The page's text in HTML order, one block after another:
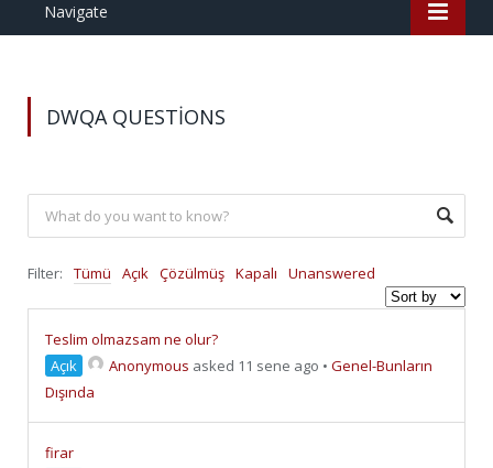
Navigate
DWQA QUESTIONS
Filter: Tümü Açık Çözülmüş Kapalı Unanswered
Teslim olmazsam ne olur?
Açık
Anonymous asked 11 sene ago • Genel-Bunların
Dışında
firar